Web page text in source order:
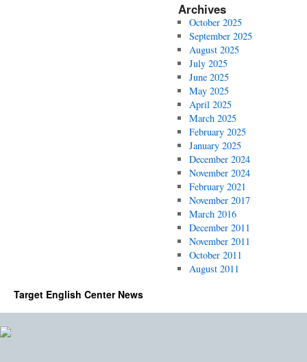
Archives
October 2025
September 2025
August 2025
July 2025
June 2025
May 2025
April 2025
March 2025
February 2025
January 2025
December 2024
November 2024
February 2021
November 2017
March 2016
December 2011
November 2011
October 2011
August 2011
Target English Center News